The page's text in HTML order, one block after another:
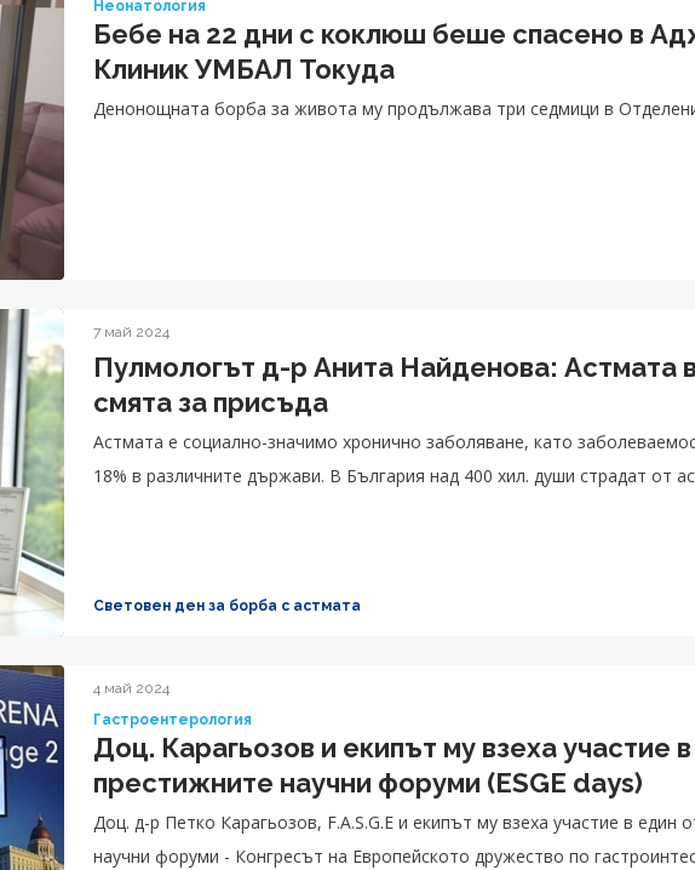
Неонатология
Бебе на 22 дни с коклюш беше спасено в
Клиник УМБАЛ Токуда
Денонощната борба за живота му продължава три седмици в
7 май 2024
Пулмологът д-р Анита Найденова: Астмата
смята за присъда
Астмата е социално-значимо хронично заболяване, като
18% в различните държави. В България над 400 хил. души страдат от
Световен ден за борба с астмата
4 май 2024
Гастроентерология
Доц. Карагьозов и екипът му взеха участие
престижните научни форуми (ESGE days)
Доц. д-р Петко Карагьозов, F.A.S.G.E и екипът му взеха участие в един
научни форуми - Конгресът на Европейското дружество по